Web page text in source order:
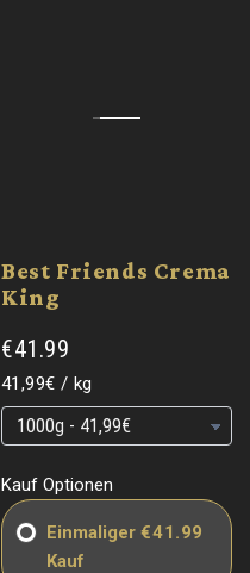
Best Friends Crema
King
€41.99
Base
price
41,99€ / per
kg
Grundpreis
Grundpreis
Kauf Optionen
Einmaliger
Kauf
€41.99